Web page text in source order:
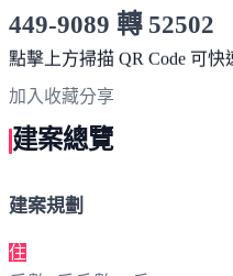
449-9089 轉 52502
服務時間 10:00～19:00
加入收藏分享
建案總覽
建案規劃
住